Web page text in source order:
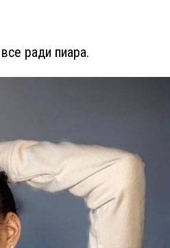
ради пиара.